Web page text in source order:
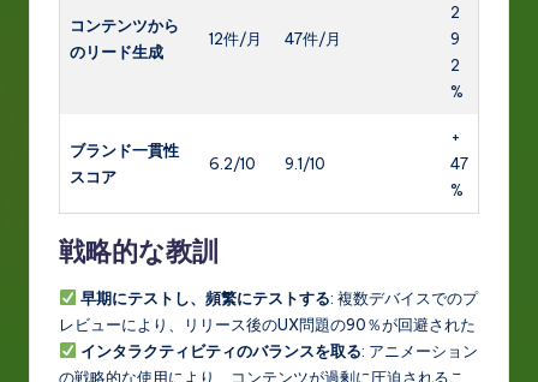
コンテンツから
のリード生成
12件/月 47件/月
2
9
2
%
ブランド一貫性
スコア
6.2/10 9.1/10
+
47
%
戦略的な教訓
早期にテストし、頻繁にテストする: 複数デバイスでのプ
レビューにより、リリース後のUX問題の90％が回避された
インタラクティビティのバランスを取る: アニメーション
の戦略的な使用により、コンテンツが過剰に圧迫されるこ